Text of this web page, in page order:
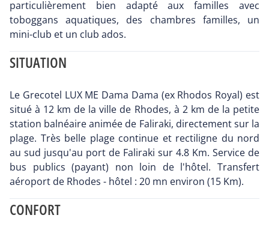
particulièrement bien adapté aux familles avec
toboggans aquatiques, des chambres familles, un
mini-club et un club ados.
SITUATION
Le Grecotel LUX ME Dama Dama (ex Rhodos Royal) est
situé à 12 km de la ville de Rhodes, à 2 km de la petite
station balnéaire animée de Faliraki, directement sur la
plage. Très belle plage continue et rectiligne du nord
au sud jusqu'au port de Faliraki sur 4.8 Km. Service de
bus publics (payant) non loin de l'hôtel. Transfert
aéroport de Rhodes - hôtel : 20 mn environ (15 Km).
CONFORT